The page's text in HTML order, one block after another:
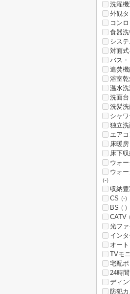
洗濯
外観タ
コン
食器
シス
対面
バス・
追焚
浴室
温水
洗面台
洗髪
シャワ
独立
エアコ
床暖房
床下収
ウォ
ウォ
(-)
収納豊
CS (-)
BS (-)
CATV
光フ
イン
オー
TVモ
宅配
24時
ディ
防犯カ